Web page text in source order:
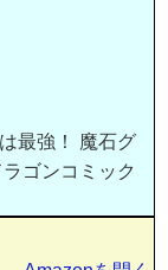
最強！ 魔石グ
ゴンコミック